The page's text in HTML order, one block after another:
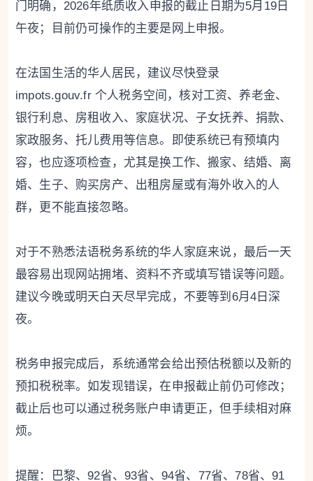
门明确，2026年纸质收入申报的截止日期为5月19日
午夜；目前仍可操作的主要是网上申报。
在法国生活的华人居民，建议尽快登录
impots.gouv.fr 个人税务空间，核对工资、养老金、
银行利息、房租收入、家庭状况、子女抚养、捐款、
家政服务、托儿费用等信息。即使系统已有预填内
容，也应逐项检查，尤其是换工作、搬家、结婚、离
婚、生子、购买房产、出租房屋或有海外收入的人
群，更不能直接忽略。
对于不熟悉法语税务系统的华人家庭来说，最后一天
最容易出现网站拥堵、资料不齐或填写错误等问题。
建议今晚或明天白天尽早完成，不要等到6月4日深
夜。
税务申报完成后，系统通常会给出预估税额以及新的
预扣税税率。如发现错误，在申报截止前仍可修改；
截止后也可以通过税务账户申请更正，但手续相对麻
烦。
提醒：巴黎、92省、93省、94省、77省、78省、91